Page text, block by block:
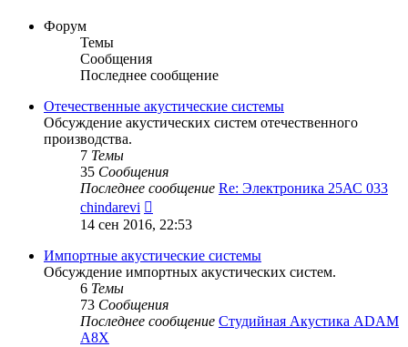
Форум
Темы
Сообщения
Последнее сообщение
Отечественные акустические системы
Обсуждение акустических систем отечественного
производства.
7 Темы
35 Сообщения
Последнее сообщение Re: Электроника 25АС 033
chindarevi
последнему
сообщению
14 сен 2016, 22:53
Импортные акустические системы
Обсуждение импортных акустических систем.
6 Темы
73 Сообщения
Последнее сообщение Студийная Акустика ADAM
A8X